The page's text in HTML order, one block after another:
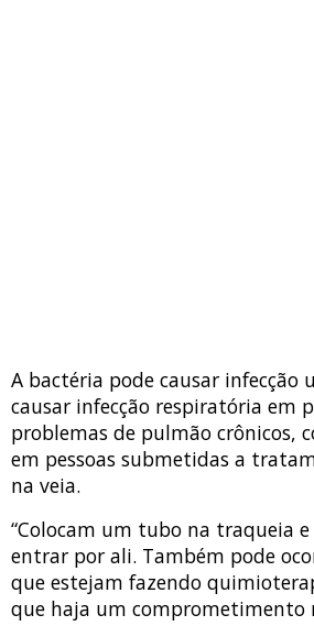
A bactéria pode causar infecção
causar infecção respiratória em
problemas de pulmão crônicos,
em pessoas submetidas a
na veia.
“Colocam um tubo na traqueia
entrar por ali. Também pode
que estejam fazendo
que haja um comprometimento